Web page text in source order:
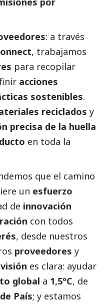
: a través
, trabajamos
para recopilar
acciones
sostenibles.
reciclados y
precisa de la huella
en toda la
que el camino
un esfuerzo
de innovación
con todos
, desde nuestros
proveedores y
visión es clara: ayudar
global a 1,5ºC, de
País; y estamos